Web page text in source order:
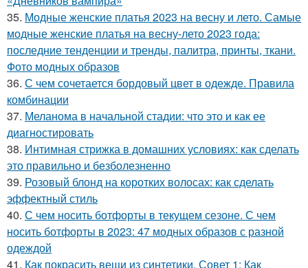
35. Модные женские платья 2023 на весну и лето. Самые
модные женские платья на весну-лето 2023 года:
последние тенденции и тренды, палитра, принты, ткани.
Фото модных образов
36. С чем сочетается бордовый цвет в одежде. Правила
комбинации
37. Меланома в начальной стадии: что это и как ее
диагностировать
38. Интимная стрижка в домашних условиях: как сделать
это правильно и безболезненно
39. Розовый блонд на коротких волосах: как сделать
эффектный стиль
40. С чем носить ботфорты в текущем сезоне. С чем
носить ботфорты в 2023: 47 модных образов с разной
одеждой
41. Как покрасить вещи из синтетики. Совет 1: Как